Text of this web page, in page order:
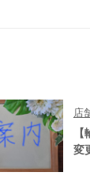
店
変